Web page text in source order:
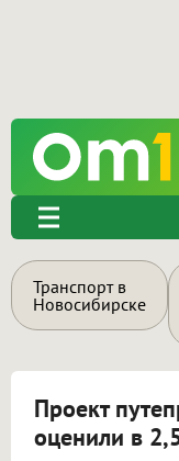
Транспорт в
Новосибирске
Проект
оценили в